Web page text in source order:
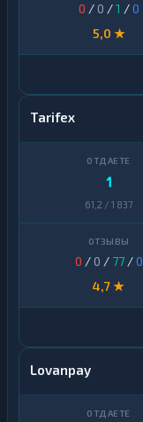
0 / 0 /1 /0
5,0 ★
Tarifex
1
61,2 / 1 837
0 / 0 / 77/0
4,7 ★
Lovanpay